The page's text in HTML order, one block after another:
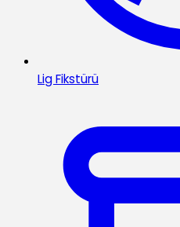
Lig Fikstürü